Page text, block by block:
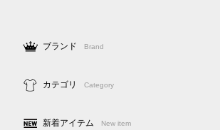
ブランド Brand
カテゴリ Category
新着アイテム New item